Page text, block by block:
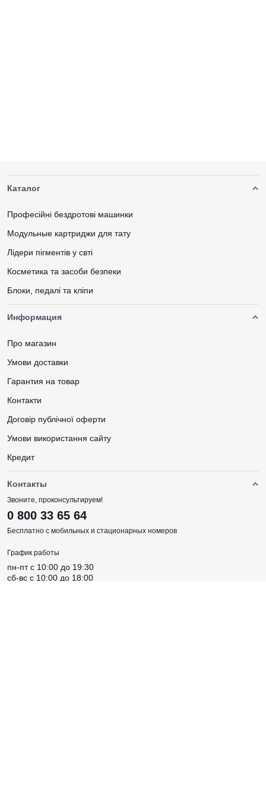
Каталог
Професійні бездротові машинки
Модульные картриджи для тату
Лідери пігментів у свті
Косметика та засоби безпеки
Блоки, педалі та кліпи
Информация
Про магазин
Умови доставки
Гарантия на товар
Контакти
Договір публічної оферти
Умови використання сайту
Кредит
Контакты
Звоните, проконсультируем!
0 800 33 65 64
Бесплатно с мобильных и стационарных номеров
График работы
пн-пт c 10:00 до 19:30
сб-вс c 10:00 до 18:00